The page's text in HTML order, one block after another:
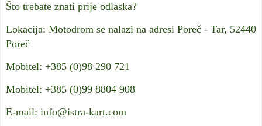
Što trebate znati prije odlaska?
Lokacija: Motodrom se nalazi na adresi Poreč - Tar, 52440
Poreč
Mobitel: +385 (0)98 290 721
Mobitel: +385 (0)99 8804 908
E-mail: info@istra-kart.com